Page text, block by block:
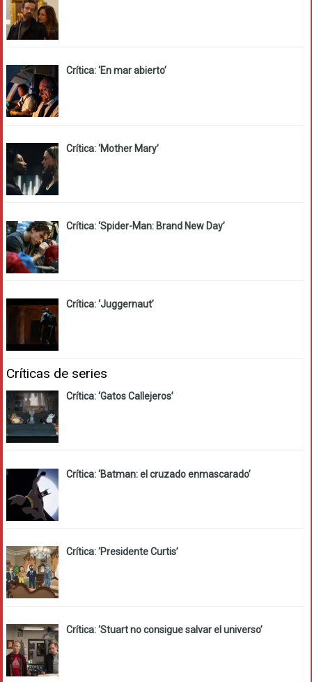
Crítica: ‘En mar abierto’
Crítica: ‘Mother Mary’
Crítica: ‘Spider-Man: Brand New Day’
Crítica: ‘Juggernaut’
Críticas de series
Crítica: ‘Gatos Callejeros’
Crítica: ‘Batman: el cruzado enmascarado’
Crítica: ‘Presidente Curtis’
Crítica: ‘Stuart no consigue salvar el universo’